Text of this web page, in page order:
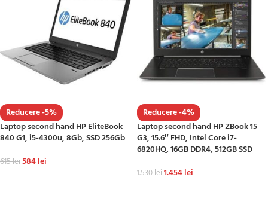
Reducere -5%
Laptop second hand HP EliteBook
840 G1, i5-4300u, 8Gb, SSD 256Gb
615lei584lei
Reducere -4%
Laptop second hand HP ZBook 15
G3, 15.6″ FHD, Intel Core i7-
6820HQ, 16GB DDR4, 512GB SSD
1.530lei1.454lei